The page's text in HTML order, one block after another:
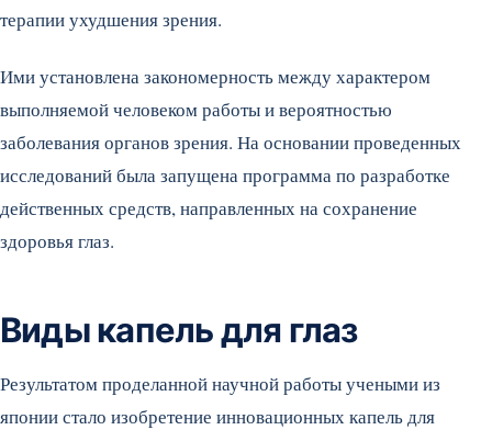
терапии ухудшения зрения.
Ими установлена закономерность между характером
выполняемой человеком работы и вероятностью
заболевания органов зрения. На основании проведенных
исследований была запущена программа по разработке
действенных средств, направленных на сохранение
здоровья глаз.
Виды капель для глаз
Результатом проделанной научной работы учеными из
японии стало изобретение инновационных капель для